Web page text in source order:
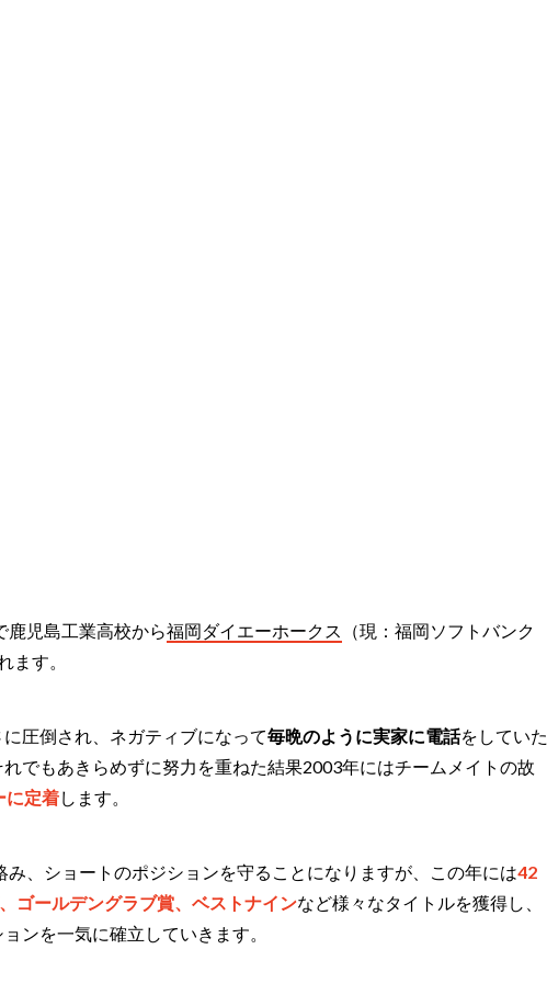
鹿児島工業高校から福岡ダイエーホークス
（現：福岡ソフトバンク
ます。
圧倒され、ネガティブになって毎晩のように実家に電話をしていた
でもあきらめずに努力を重ねた結果2003年にはチームメイトの故
に定着します。
、ショートのポジションを守ることになりますが、この年には42
ゴールデングラブ賞、ベストナインなど様々なタイトルを獲得し、
ンを一気に確立していきます。